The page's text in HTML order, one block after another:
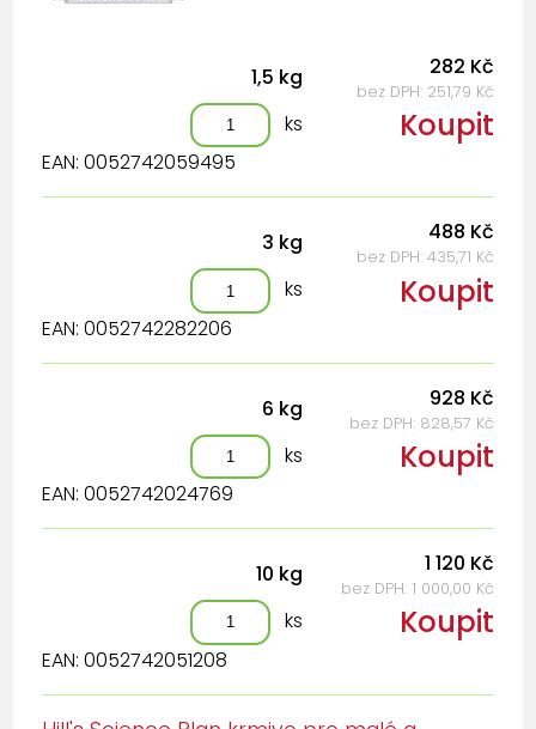
EAN: 0052742059495
1,5 kg 282 Kč
bez DPH: 251,79 Kč
ks Koupit
EAN: 0052742282206
3 kg 488 Kč
bez DPH: 435,71 Kč
ks Koupit
EAN: 0052742024769
6 kg 928 Kč
bez DPH: 828,57 Kč
ks Koupit
EAN: 0052742051208
10 kg 1 120 Kč
bez DPH: 1 000,00 Kč
ks Koupit